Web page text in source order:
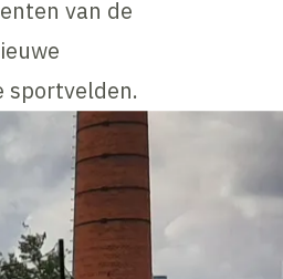
van de
sportvelden.